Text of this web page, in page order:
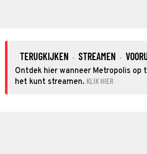
TERUGKIJKEN · STREAMEN ·
Ontdek hier wanneer Metropolis op
het kunt streamen. KLIK HIER